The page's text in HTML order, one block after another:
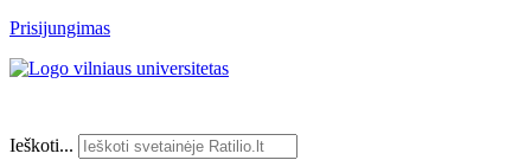
Prisijungimas
Ieškoti...